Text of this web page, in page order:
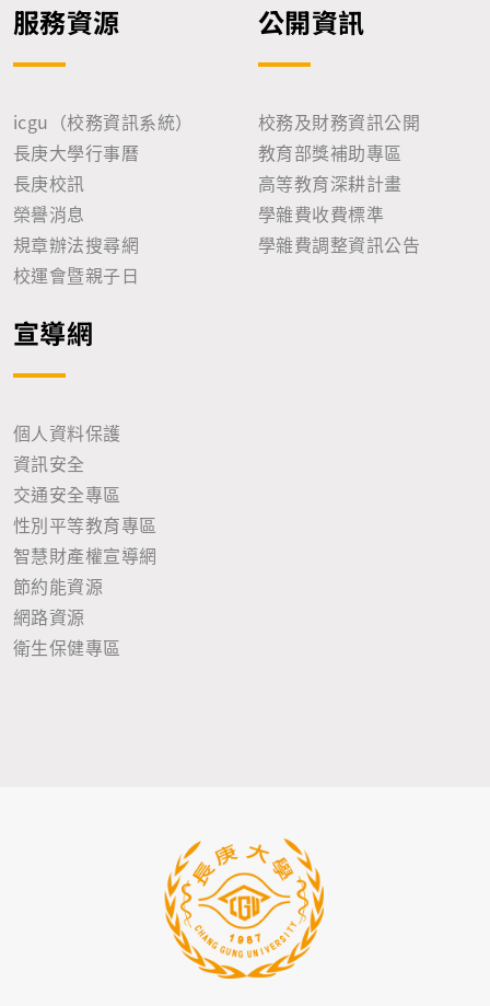
服務資源
icgu（校務資訊系統）
長庚大學行事曆
長庚校訊
榮譽消息
規章辦法搜尋網
校運會暨親子日
公開資訊
校務及財務資訊公開
教育部獎補助專區
高等教育深耕計畫
學雜費收費標準
學雜費調整資訊公告
宣導網
個人資料保護
資訊安全
交通安全專區
性別平等教育專區
智慧財產權宣導網
節約能資源
網路資源
衛生保健專區